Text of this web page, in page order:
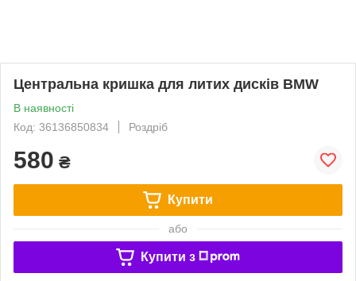
Центральна кришка для литих дисків BMW
В наявності
Код: 36136850834
Роздріб
580 ₴
Купити
або
Купити з